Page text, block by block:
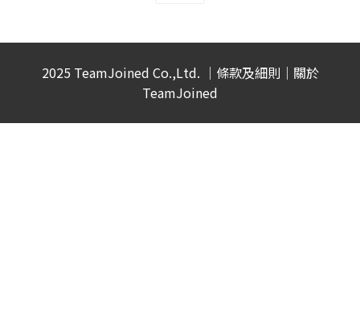
2025 TeamJoined Co.,Ltd. ｜ 條款及細則 ｜ 關於
TeamJoined